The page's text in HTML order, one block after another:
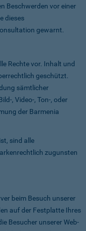
Beschwerden vor einer
dieses
gewarnt.
Rechte vor. Inhalt und
geschützt.
sämtlicher
, Video-, Ton-, oder
der Barmenia
sind alle
zugunsten
beim Besuch unserer
auf der Festplatte Ihres
Besucher unserer Web-